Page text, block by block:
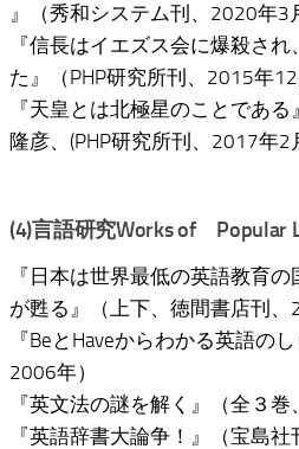
』（秀和システム刊、2020年3
『信長はイエズス会に爆殺さ
た』（PHP研究所刊、2015年12
『天皇とは北極星のことであ
隆彦、(PHP研究所刊、2017年2
(4)言語研究Works of Popular
『日本は世界最低の英語教育
が甦る』（上下、徳間書店刊、
『BeとHaveからわかる英語の
2006年）
『英文法の謎を解く』（全３
『英語辞書大論争！』（宝島社